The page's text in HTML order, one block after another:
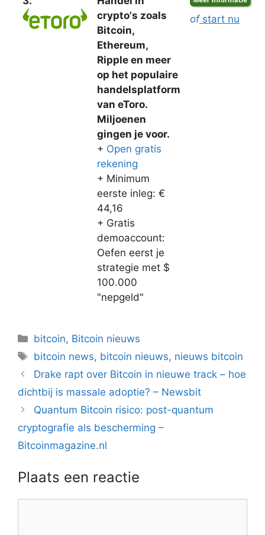
crypto's zoals
Bitcoin,
Ethereum,
Ripple en meer
op het populaire
handelsplatform
van eToro.
Miljoenen
gingen je voor.
+ Open gratis
rekening
+ Minimum
eerste inleg: €
44,16
+ Gratis
demoaccount:
Oefen eerst je
strategie met $
100.000
"nepgeld"
ofstart nu
Categorieën
bitcoin, Bitcoin nieuws
Tags
bitcoin news, bitcoin nieuws, nieuws bitcoin
Berichtnavigatie
Drake rapt over Bitcoin in nieuwe track – hoe
dichtbij is massale adoptie? – Newsbit
Quantum Bitcoin risico: post-quantum
cryptografie als bescherming –
Bitcoinmagazine.nl
Plaats een reactie